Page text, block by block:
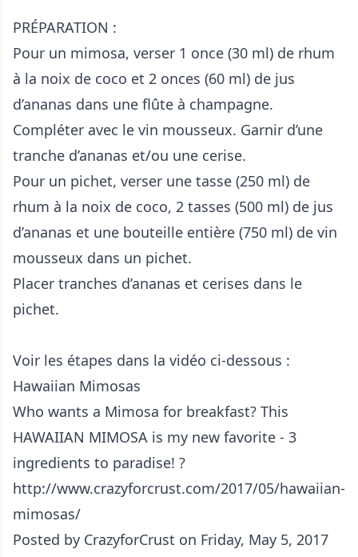
PRÉPARATION :
Pour un mimosa, verser 1 once (30 ml) de rhum
à la noix de coco et 2 onces (60 ml) de jus
d’ananas dans une flûte à champagne.
Compléter avec le vin mousseux. Garnir d’une
tranche d’ananas et/ou une cerise.
Pour un pichet, verser une tasse (250 ml) de
rhum à la noix de coco, 2 tasses (500 ml) de jus
d’ananas et une bouteille entière (750 ml) de vin
mousseux dans un pichet.
Placer tranches d’ananas et cerises dans le
pichet.
Voir les étapes dans la vidéo ci-dessous :
Hawaiian Mimosas
Who wants a Mimosa for breakfast? This
HAWAIIAN MIMOSA is my new favorite - 3
ingredients to paradise! ?
http://www.crazyforcrust.com/2017/05/hawaiian-
mimosas/
Posted by CrazyforCrust on Friday, May 5, 2017